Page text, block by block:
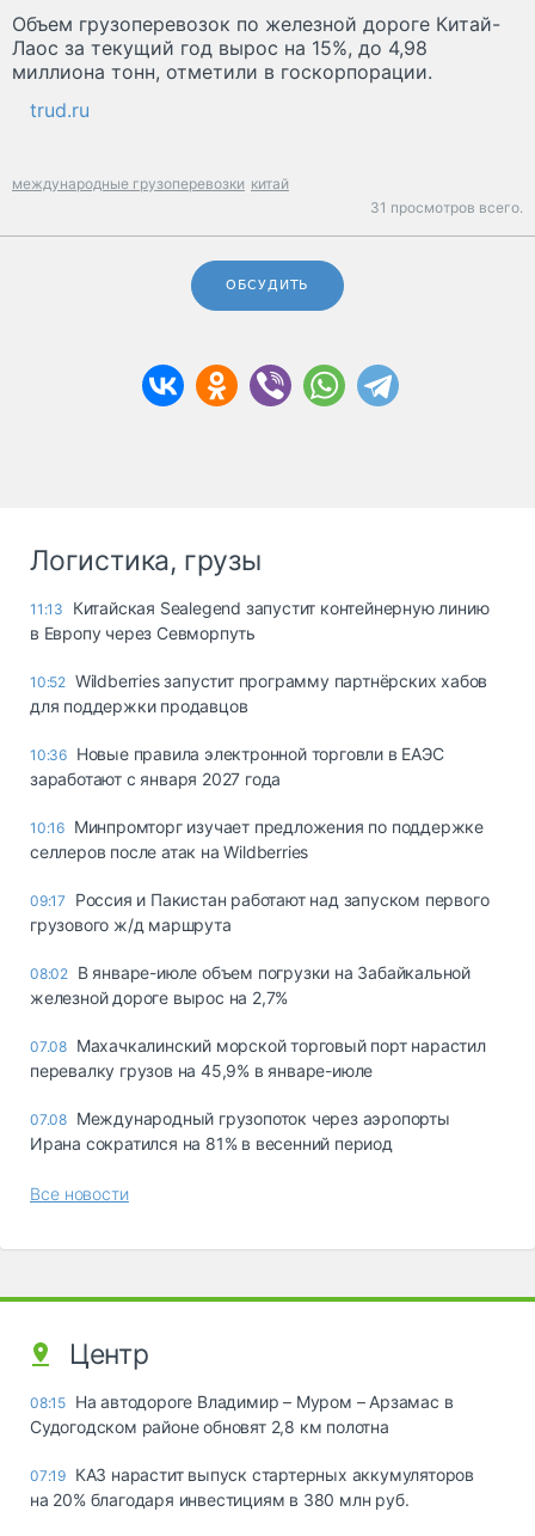
Объем грузоперевозок по железной дороге Китай-
Лаос за текущий год вырос на 15%, до 4,98
миллиона тонн, отметили в госкорпорации.
trud.ru
международные грузоперевозки китай
31 просмотров всего.
ОБСУДИТЬ
Логистика, грузы
11:13
Китайская Sealegend запустит контейнерную линию
в Европу через Севморпуть
10:52 Wildberries запустит программу партнёрских хабов
для поддержки продавцов
10:36 Новые правила электронной торговли в ЕАЭС
заработают с января 2027 года
10:16 Минпромторг изучает предложения по поддержке
селлеров после атак на Wildberries
09:17
Россия и Пакистан работают над запуском первого
грузового ж/д маршрута
08:02 В январе-июле объем погрузки на Забайкальной
железной дороге вырос на 2,7%
07.08 Махачкалинский морской торговый порт нарастил
перевалку грузов на 45,9% в январе-июле
07.08 Международный грузопоток через аэропорты
Ирана сократился на 81% в весенний период
Все новости
Центр
08:15 На автодороге Владимир – Муром – Арзамас в
Судогодском районе обновят 2,8 км полотна
07:19 КАЗ нарастит выпуск стартерных аккумуляторов
на 20% благодаря инвестициям в 380 млн руб.